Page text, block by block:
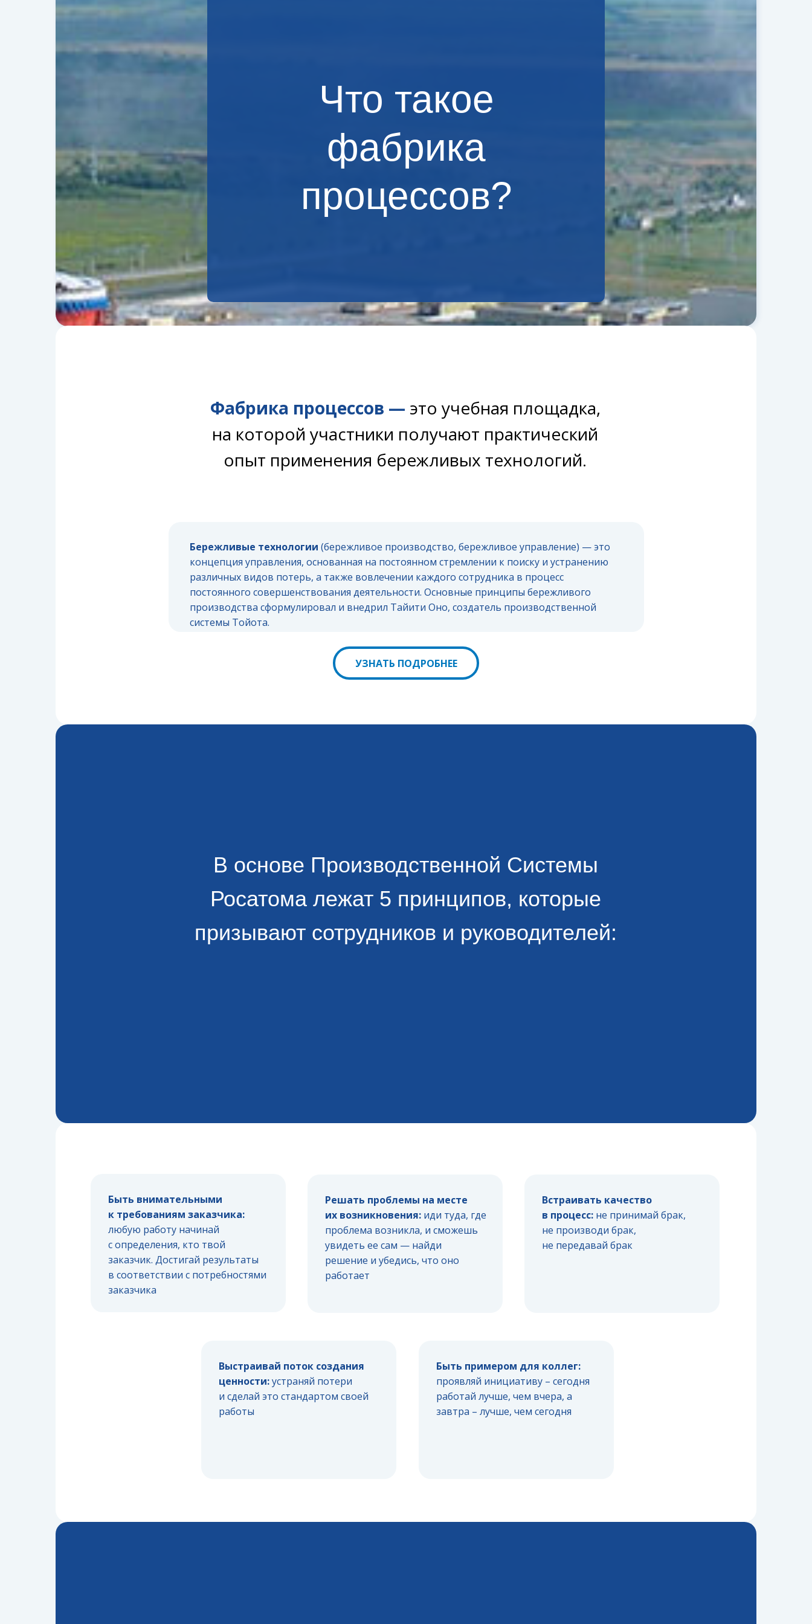
Что такое
фабрика
процессов?
В основе Производственной Системы
Росатома лежат 5 принципов, которые
призывают сотрудников и руководителей:
Бережливые технологии (бережливое производство, бережливое управление) — это
концепция управления, основанная на постоянном стремлении к поиску и устранению
различных видов потерь, а также вовлечении каждого сотрудника в процесс
постоянного совершенствования деятельности. Основные принципы бережливого
производства сформулировал и внедрил Тайити Оно, создатель производственной
системы Тойота.
УЗНАТЬ ПОДРОБНЕЕ
Фабрика процессов — это учебная площадка,
на которой участники получают практический
опыт применения бережливых технологий.
Быть внимательными
к требованиям заказчика:
любую работу начинай
с определения, кто твой
заказчик. Достигай результаты
в соответствии с потребностями
заказчика
Решать проблемы на месте
их возникновения: иди туда, где
проблема возникла, и сможешь
увидеть ее сам — найди
решение и убедись, что оно
работает
Выстраивай поток создания
ценности:устраняй потери
и сделай это стандартом своей
работы
Быть примером для коллег:
проявляй инициативу – сегодня
работай лучше, чем вчера, а
завтра – лучше, чем сегодня
Встраивать качество
в процесс: не принимай брак,
не производи брак,
не передавай брак